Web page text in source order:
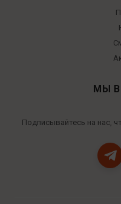
МЫ
Подписывайтесь на нас,